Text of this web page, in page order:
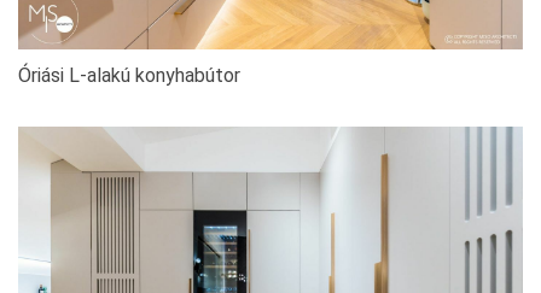
Óriási L-alakú konyhabútor